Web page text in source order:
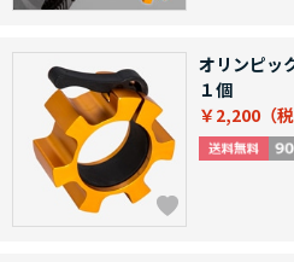
オリンピッ
１個
￥2,200